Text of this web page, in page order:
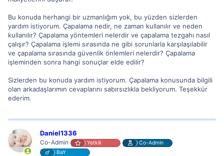
Bu konuda herhangi bir uzmanlığım yok, bu yüzden sizlerden
yardım istiyorum. Çapalama nedir, ne zaman kullanılır ve neden
kullanılır? Çapalama yöntemleri nelerdir ve çapalama tezgahı nasıl
çalışır? Çapalama işlemi sırasında ne gibi sorunlarla karşılaşılabilir
ve çapalama sırasında güvenlik önlemleri nelerdir? Çapalama
işleminden sonra hangi sonuçlar elde edilir?
Sizlerden bu konuda yardım istiyorum. Çapalama konusunda bilgili
olan arkadaşlarımın cevaplarını sabırsızlıkla bekliyorum. Teşekkür
ederim.
Daniel1336
Co-Admin Yetkili
Co-Admin
BaY